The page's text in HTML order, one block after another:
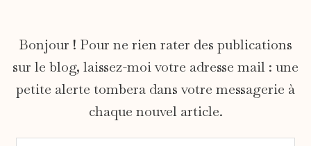
Bonjour ! Pour ne rien rater des publications
sur le blog, laissez-moi votre adresse mail : une
petite alerte tombera dans votre messagerie à
chaque nouvel article.